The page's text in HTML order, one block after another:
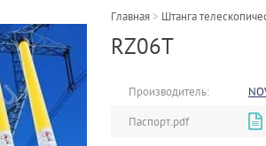
Главная > Штанга
RZ06T
Производитель:
Паспорт.pdf